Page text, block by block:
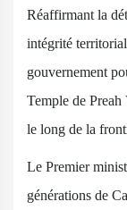
Réaffirmant la
intégrité
gouvernement
Temple de
le long de la
Le Premier
générations de